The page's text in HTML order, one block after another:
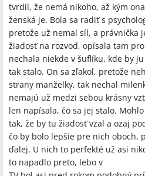
tvrdil, že nemá nikoho, až kým
ženská je. Bola sa radiť s
pretože už nemal síl, a právnička
žiadosť na rozvod, opísala tam
nechala niekde v šuflíku, kde by
tak stalo. On sa zľakol, pretože
strany manželky, tak nechal
nemajú už medzi sebou krásny
len napísala, čo sa jej stalo.
tak, že by tu žiadosť vzal a ozaj
čo by bolo lepšie pre nich oboch,
ďalej. U nich to perfekté už asi
to napadlo preto, lebo v